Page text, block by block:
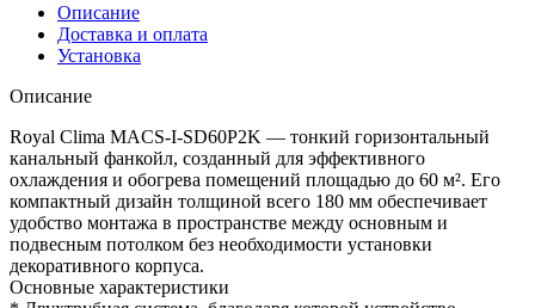
Описание
Доставка и оплата
Установка
Описание
Royal Clima MACS-I-SD60P2K — тонкий горизонтальный
канальный фанкойл, созданный для эффективного
охлаждения и обогрева помещений площадью до 60 м². Его
компактный дизайн толщиной всего 180 мм обеспечивает
удобство монтажа в пространстве между основным и
подвесным потолком без необходимости установки
декоративного корпуса.
Основные характеристики